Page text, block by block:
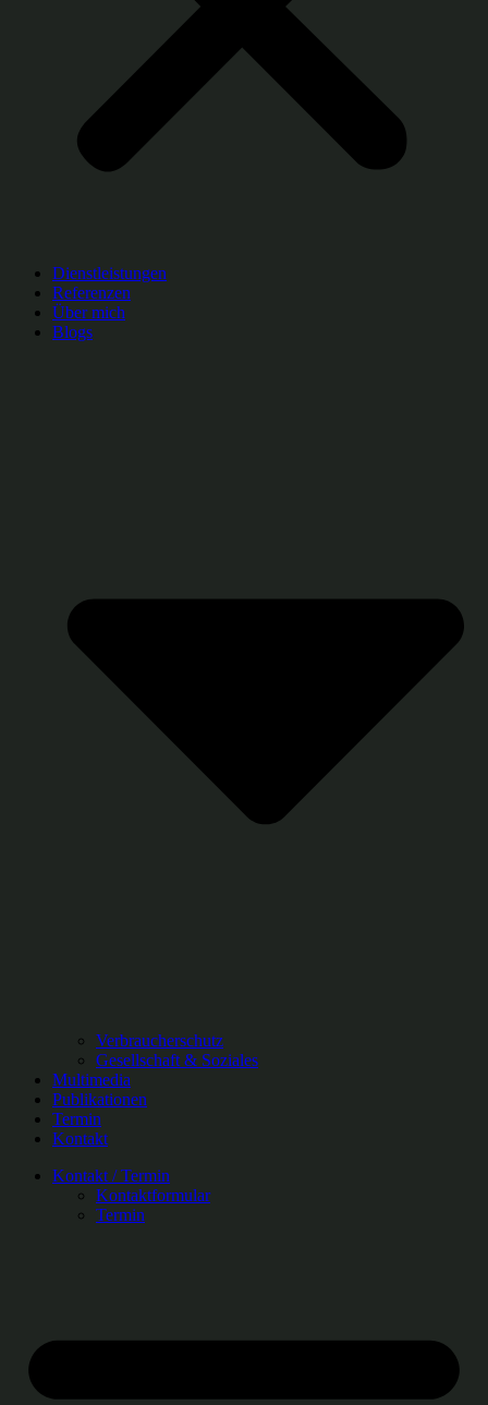
Dienstleistungen
Referenzen
Über mich
Blogs
Verbraucherschutz
Gesellschaft & Soziales
Multimedia
Publikationen
Termin
Kontakt
Kontakt / Termin
Kontaktformular
Termin